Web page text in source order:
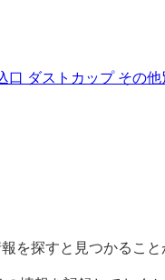
口 ダストカップ その他
を探すと見つかること